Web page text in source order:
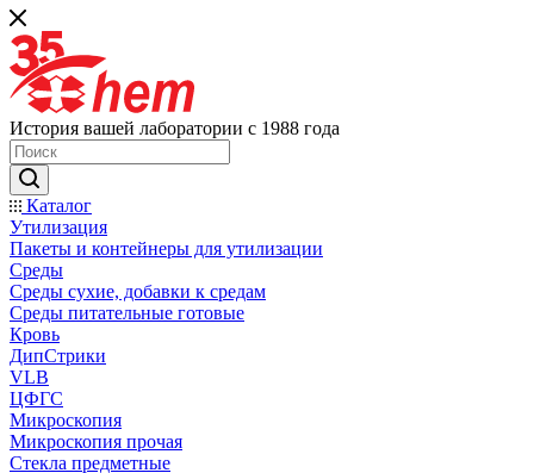
История вашей лаборатории с 1988 года
Каталог
Утилизация
Пакеты и контейнеры для утилизации
Среды
Среды сухие, добавки к средам
Среды питательные готовые
Кровь
ДипСтрики
VLB
ЦФГС
Микроскопия
Микроскопия прочая
Стекла предметные